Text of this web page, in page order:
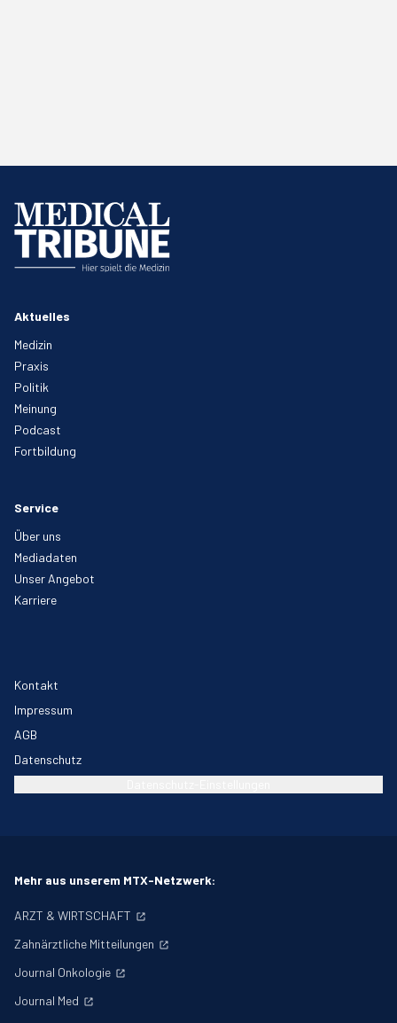
Aktuelles
Medizin
Praxis
Politik
Meinung
Podcast
Fortbildung
Service
Über uns
Mediadaten
Unser Angebot
Karriere
Kontakt
Impressum
AGB
Datenschutz
Mehr aus unserem MTX-Netzwerk:
ARZT & WIRTSCHAFT
Zahnärztliche Mitteilungen
Journal Onkologie
Journal Med